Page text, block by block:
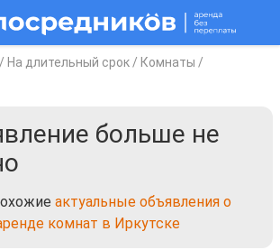
/ На длительный срок / Комнаты /
больше не
актуальные объявления о
комнат в Иркутске